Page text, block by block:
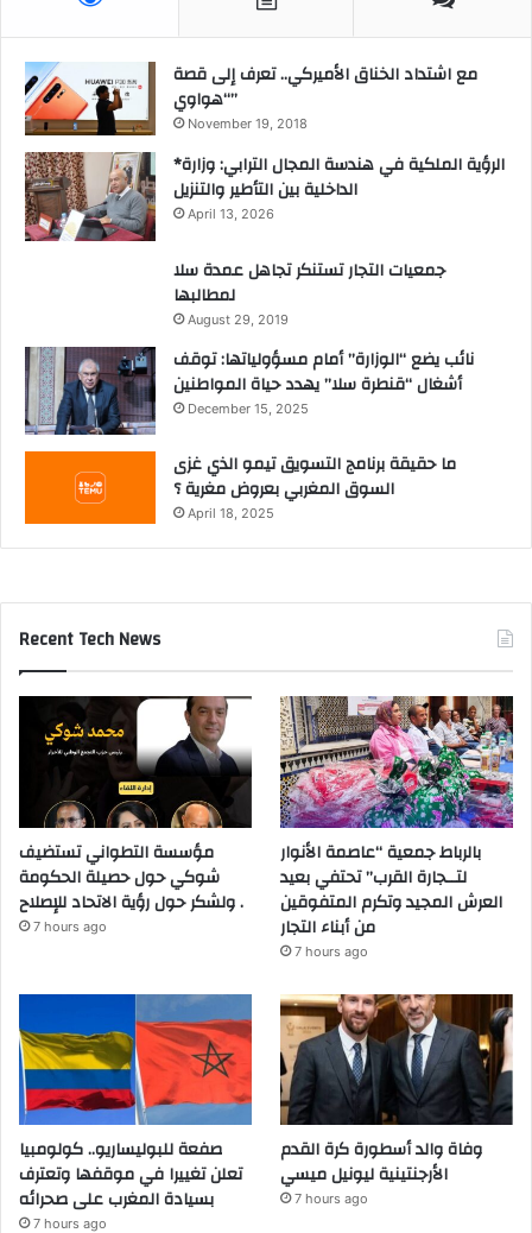
مع اشتداد الخناق الأميركي.. تعرف إلى قصة
“هواوي”
November 19, 2018
*الرؤية الملكية في هندسة المجال الترابي: وزارة
الداخلية بين التأطير والتنزيل
April 13, 2026
جمعيات التجار تستنكر تجاهل عمدة سلا
لمطالبها
August 29, 2019
نائب يضع “الوزارة” أمام مسؤولياتها: توقف
أشغال “قنطرة سلا” يهدد حياة المواطنين
December 15, 2025
ما حقيقة برنامج التسويق تيمو الذي غزى
السوق المغربي بعروض مغرية ؟
April 18, 2025
Recent Tech News
مؤسسة التطواني تستضيف
شوكي حول حصيلة الحكومة
ولشكر حول رؤية الاتحاد للإصلاح .
7 hours ago
بالرباط جمعية “عاصمة الأنوار
لتــجارة القرب” تحتفي بعيد
العرش المجيد وتكرم المتفوقين
من أبناء التجار
7 hours ago
صفعة للبوليساريو.. كولومبيا
تعلن تغييرا في موقفها وتعترف
بسيادة المغرب على صحرائه
7 hours ago
وفاة والد أسطورة كرة القدم
الأرجنتينية ليونيل ميسي
7 hours ago